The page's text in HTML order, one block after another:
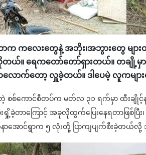
ေတာက ကလေးတွေနဲ့ အဘိုး၊အဘွားတွေ မ
ယ်။ ရေကတော်တော်ရှားတယ်။ တချို့မှ
ာက်တော့ လှူခဲ့တယ်။ ဒါပေမဲ့ လူကများ
တဲ့ စစ်ကောင်စီတပ်က မတ်လ ၃၁ ရက်မှာ ထီးချို
ခဲ့တာကြောင့် အခုလိုထွက်ပြေးနေရတာဖြစ်ပြီ
ာအောင်ရွာက ၅ လုံးတို့ ပြာကျပျက်စီးခဲ့တယ်